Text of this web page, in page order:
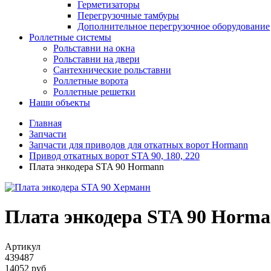
Герметизаторы
Перегрузочные тамбуры
Дополнительное перегрузочное оборудование
Роллетные системы
Рольставни на окна
Рольставни на двери
Сантехнические рольставни
Роллетные ворота
Роллетные решетки
Наши объекты
Главная
Запчасти
Запчасти для приводов для откатных ворот Hormann
Привод откатных ворот STA 90, 180, 220
Плата энкодера STA 90 Hormann
Плата энкодера STA 90
Артикул
439487
14052 руб